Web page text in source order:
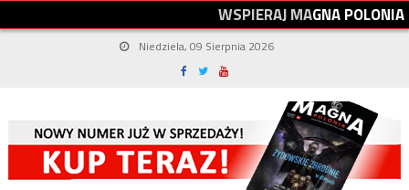
WSPIERAJMAGNAPOLONIA
Niedziela, 09 Sierpnia 2026